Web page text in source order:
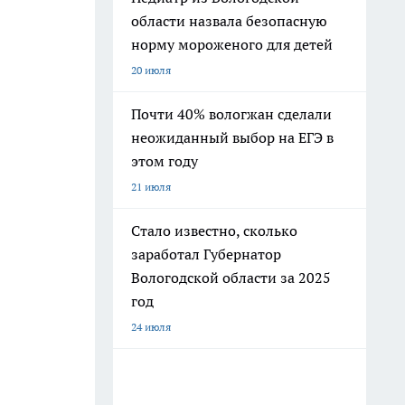
области назвала безопасную
норму мороженого для детей
20 июля
Почти 40% вологжан сделали
неожиданный выбор на ЕГЭ в
этом году
21 июля
Стало известно, сколько
заработал Губернатор
Вологодской области за 2025
год
24 июля